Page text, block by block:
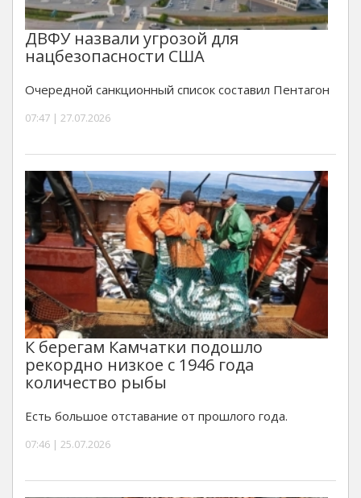
ДВФУ назвали угрозой для
нацбезопасности США
Очередной санкционный список составил Пентагон
07:47 | 27.07.2026
К берегам Камчатки подошло
рекордно низкое с 1946 года
количество рыбы
Есть большое отставание от прошлого года.
07:46 | 25.07.2026